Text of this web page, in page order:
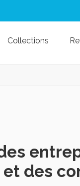
Collections
des